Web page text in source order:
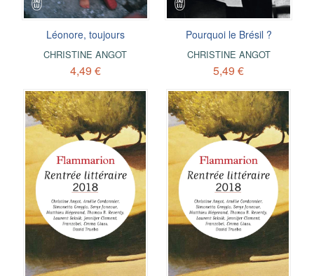
Léonore, toujours
CHRISTINE ANGOT
4,49 €
Pourquoi le Brésil ?
CHRISTINE ANGOT
5,49 €